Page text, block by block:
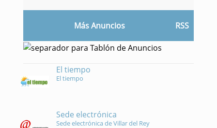
Más Anuncios RSS
El tiempo
El tiempo
Sede electrónica
Sede electrónica de Villar del Rey